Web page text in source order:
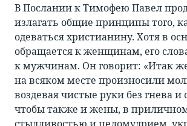
В Послании к Тимофею Павел
излагать общие принципы того,
одеваться христианину. Хотя в
обращается к женщинам, его
к мужчинам. Он говорит: «Итак
на всяком месте произносили
воздевая чистые руки без гнева
чтобы также и жены, в